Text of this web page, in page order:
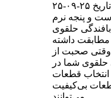
۰۹-۲۵
و پنجه نرم
حلقوی
مطابقت داشته
وقتی صحبت از
حلقوی شما در
قطعات
بی‌کیفیت